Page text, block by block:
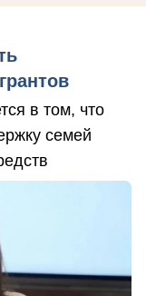
в том, что
семей